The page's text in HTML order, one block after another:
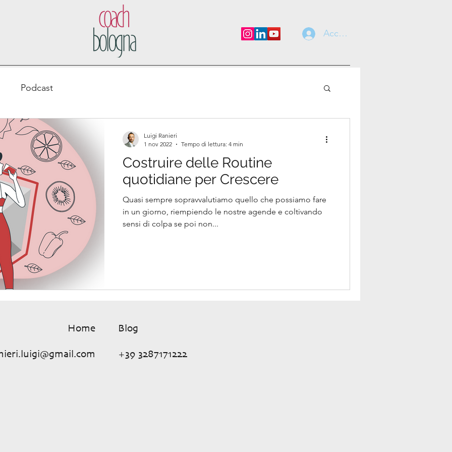
Accedi
Podcast
Costruire delle Routine
quotidiane per Crescere
Quasi sempre sopravvalutiamo quello che possiamo fare
in un giorno, riempiendo le nostre agende e coltivando
sensi di colpa se poi non...
Luigi Ranieri
1 nov 2022
Tempo di lettura: 4 min
Home
Blog
+39 3287171222